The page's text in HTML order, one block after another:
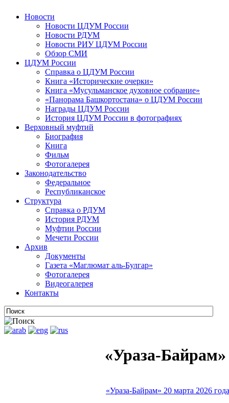
Новости
Новости ЦДУМ России
Новости РДУМ
Новости РИУ ЦДУМ России
Обзор СМИ
ЦДУМ России
Справка о ЦДУМ России
Книга «Исторические очерки»
Книга «Мусульманское духовное собрание»
«Панорама Башкортостана» о ЦДУМ России
Награды ЦДУМ России
История ЦДУМ России в фотографиях
Верховный муфтий
Биография
Книга
Фильм
Фотогалерея
Законодательство
Федеральное
Республиканское
Структура
Справка о РДУМ
История РДУМ
Муфтии России
Мечети России
Архив
Документы
Газета «Маглюмат аль-Булгар»
Фотогалерея
Видеогалерея
Контакты
«Ураза-Байрам»
«Ураза-Байрам» 20 марта 2026